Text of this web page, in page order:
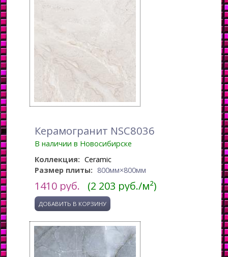
Керамогранит NSC8036
В наличии в Новосибирске
Коллекция: Ceramic
Размер плиты: 800мм×800мм
1410 руб. (2 203 руб./м²)